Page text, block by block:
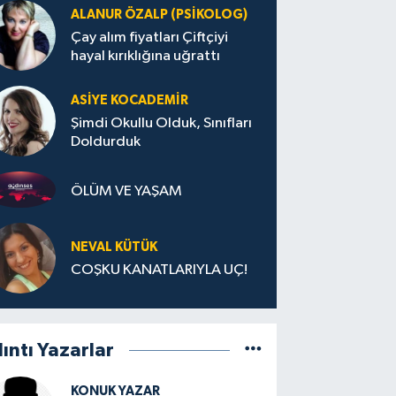
ALANUR ÖZALP (PSIKOLOG)
Çay alım fiyatları Çiftçiyi
hayal kırıklığına uğrattı
ASIYE KOCADEMİR
Şimdi Okullu Olduk, Sınıfları
Doldurduk
ÖLÜM VE YAŞAM
NEVAL KÜTÜK
COŞKU KANATLARIYLA UÇ!
Yazarlar
KONUK YAZAR